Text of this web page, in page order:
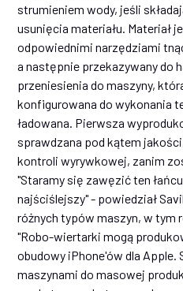
strumieniem wody, jeśli
usunięcia materiału. Materiał
odpowiednimi narzędziami
a następnie przekazywany do
przeniesienia do maszyny,
konfigurowana do wykonania
ładowana. Pierwsza
sprawdzana pod kątem
kontroli wyrywkowej, zanim
"Staramy się zawęzić ten
najściślejszy" - powiedział
różnych typów maszyn, w tym
"Robo-wiertarki mogą
obudowy iPhone'ów dla Apple.
maszynami do masowej